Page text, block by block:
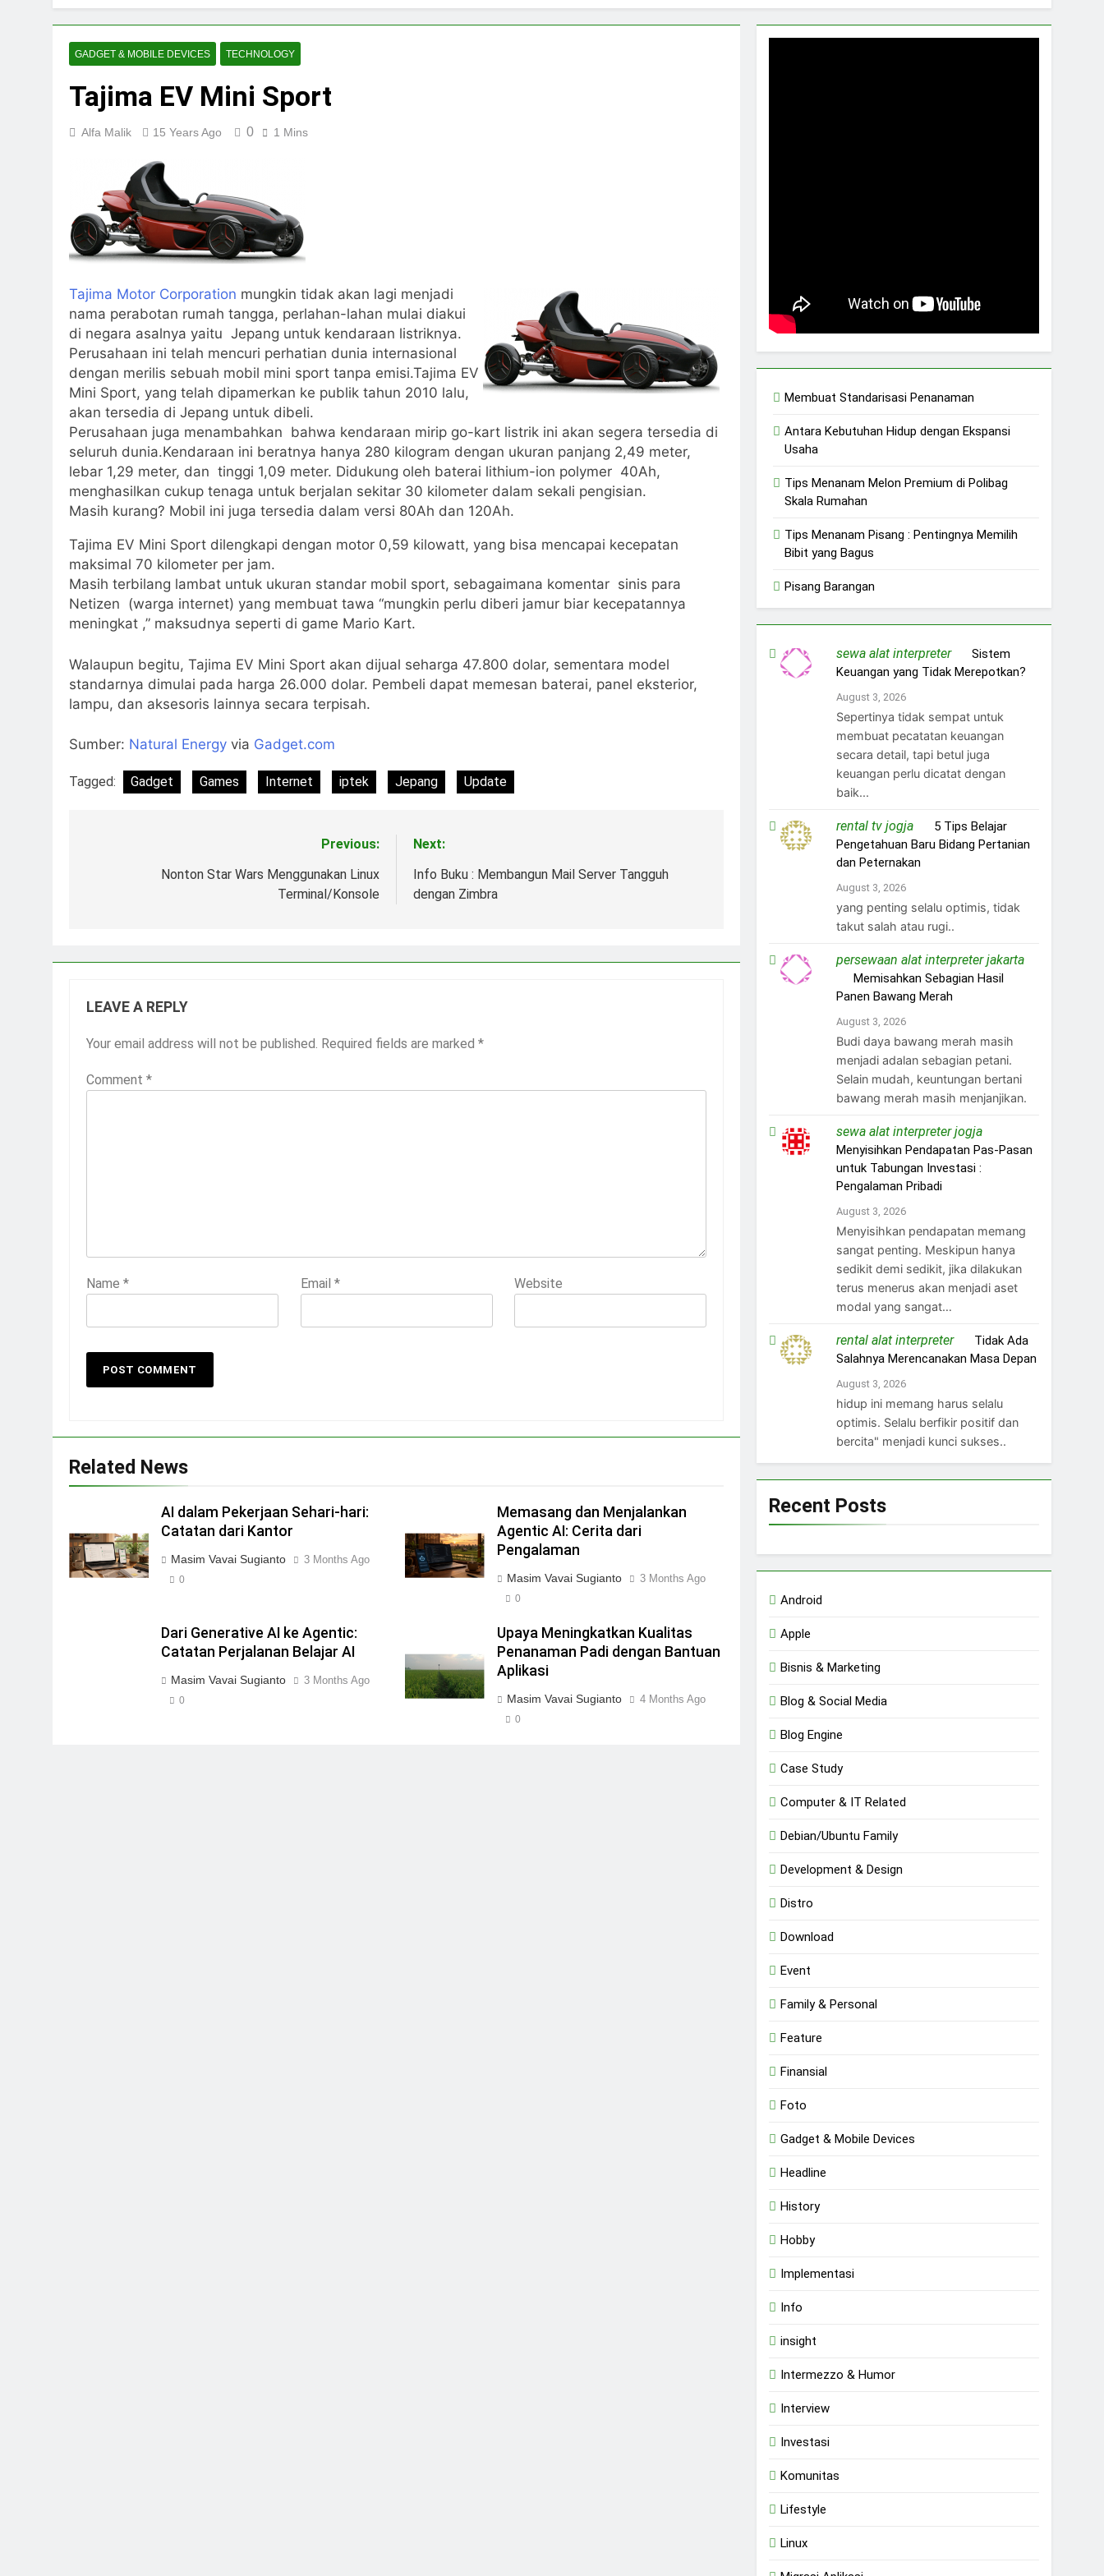
GADGET & MOBILE DEVICES TECHNOLOGY
Tajima EV Mini Sport
Alfa Malik 15 Years Ago 0 1 Mins
Tajima Motor Corporation mungkin tidak akan lagi menjadi
nama perabotan rumah tangga, perlahan-lahan mulai diakui
di negara asalnya yaitu Jepang untuk kendaraan listriknya.
Perusahaan ini telah mencuri perhatian dunia internasional
dengan merilis sebuah mobil mini sport tanpa emisi.Tajima EV
Mini Sport, yang telah dipamerkan ke publik tahun 2010 lalu,
akan tersedia di Jepang untuk dibeli.
Perusahaan juga menambahkan bahwa kendaraan mirip go-kart listrik ini akan segera tersedia di
seluruh dunia.Kendaraan ini beratnya hanya 280 kilogram dengan ukuran panjang 2,49 meter,
lebar 1,29 meter, dan tinggi 1,09 meter. Didukung oleh baterai lithium-ion polymer 40Ah,
menghasilkan cukup tenaga untuk berjalan sekitar 30 kilometer dalam sekali pengisian.
Masih kurang? Mobil ini juga tersedia dalam versi 80Ah dan 120Ah.
Tajima EV Mini Sport dilengkapi dengan motor 0,59 kilowatt, yang bisa mencapai kecepatan
maksimal 70 kilometer per jam.
Masih terbilang lambat untuk ukuran standar mobil sport, sebagaimana komentar sinis para
Netizen (warga internet) yang membuat tawa “mungkin perlu diberi jamur biar kecepatannya
meningkat ,” maksudnya seperti di game Mario Kart.
Walaupun begitu, Tajima EV Mini Sport akan dijual seharga 47.800 dolar, sementara model
standarnya dimulai pada harga 26.000 dolar. Pembeli dapat memesan baterai, panel eksterior,
lampu, dan aksesoris lainnya secara terpisah.
Sumber: Natural Energy via Gadget.com
Tagged: Gadget Games Internet iptek Jepang Update
navigation
Previous:
Nonton Star Wars Menggunakan Linux
Terminal/Konsole
Next:
Info Buku : Membangun Mail Server Tangguh
dengan Zimbra
LEAVE A REPLY
Your email address will not be published. Required fields are marked *
Comment *
Name * Email * Website
Related News
AI dalam Pekerjaan Sehari-hari:
Catatan dari Kantor
Masim Vavai Sugianto 3 Months Ago
0
Memasang dan Menjalankan
Agentic AI: Cerita dari
Pengalaman
Masim Vavai Sugianto 3 Months Ago
0
Dari Generative AI ke Agentic:
Catatan Perjalanan Belajar AI
Masim Vavai Sugianto 3 Months Ago
0
Upaya Meningkatkan Kualitas
Penanaman Padi dengan Bantuan
Aplikasi
Masim Vavai Sugianto 4 Months Ago
0
Membuat Standarisasi Penanaman
Antara Kebutuhan Hidup dengan Ekspansi
Usaha
Tips Menanam Melon Premium di Polibag
Skala Rumahan
Tips Menanam Pisang : Pentingnya Memilih
Bibit yang Bagus
Pisang Barangan
sewa alat interpreteron Sistem
Keuangan yang Tidak Merepotkan?
August 3, 2026
Sepertinya tidak sempat untuk
membuat pecatatan keuangan
secara detail, tapi betul juga
keuangan perlu dicatat dengan
baik...
rental tv jogjaon 5 Tips Belajar
Pengetahuan Baru Bidang Pertanian
dan Peternakan
August 3, 2026
yang penting selalu optimis, tidak
takut salah atau rugi..
persewaan alat interpreter jakarta
Memisahkan Sebagian Hasil
Panen Bawang Merah
August 3, 2026
Budi daya bawang merah masih
menjadi adalan sebagian petani.
Selain mudah, keuntungan bertani
bawang merah masih menjanjikan.
sewa alat interpreter jogjaon
Menyisihkan Pendapatan Pas-Pasan
untuk Tabungan Investasi :
Pengalaman Pribadi
August 3, 2026
Menyisihkan pendapatan memang
sangat penting. Meskipun hanya
sedikit demi sedikit, jika dilakukan
terus menerus akan menjadi aset
modal yang sangat…
rental alat interpreteron Tidak Ada
Salahnya Merencanakan Masa Depan
August 3, 2026
hidup ini memang harus selalu
optimis. Selalu berfikir positif dan
bercita" menjadi kunci sukses..
Recent Posts
Android
Apple
Bisnis & Marketing
Blog & Social Media
Blog Engine
Case Study
Computer & IT Related
Debian/Ubuntu Family
Development & Design
Distro
Download
Event
Family & Personal
Feature
Finansial
Foto
Gadget & Mobile Devices
Headline
History
Hobby
Implementasi
Info
insight
Intermezzo & Humor
Interview
Investasi
Komunitas
Lifestyle
Linux